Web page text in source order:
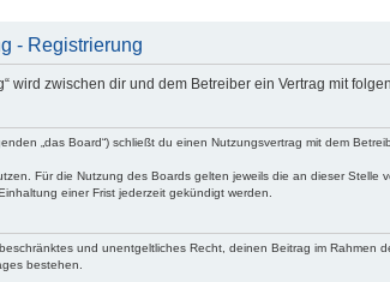
- Registrierung
wird zwischen dir und dem Betreiber ein Vertrag mit
„das Board“) schließt du einen Nutzungsvertrag mit dem
Für die Nutzung des Boards gelten jeweils die an dieser Stelle
einer Frist jederzeit gekündigt werden.
und unentgeltliches Recht, deinen Beitrag im Rahmen
bestehen.